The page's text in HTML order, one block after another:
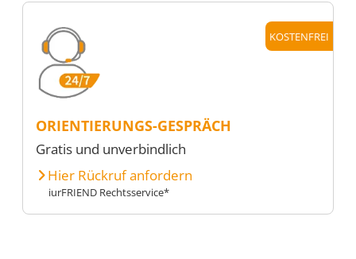
KOSTENFREI
ORIENTIERUNGS-GESPRÄCH
Gratis und unverbindlich
Hier Rückruf anfordern
iurFRIEND Rechtsservice*